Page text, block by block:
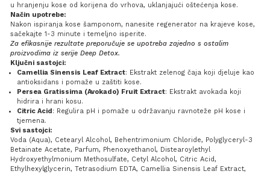
u hranjenju kose od korijena do vrhova, uklanjajući oštećenja kose.
Način upotrebe:
Nakon ispiranja kose šamponom, nanesite regenerator na krajeve kose,
sačekajte 1-3 minute i temeljno isperite.
Za efikasnije rezultate preporučuje se upotreba zajedno s ostalim
proizvodima iz serije Deep Detox.
Ključni sastojci:
Camellia Sinensis Leaf Extract: Ekstrakt zelenog čaja koji djeluje kao
antioksidans i pomaže u zaštiti kose.
Persea Gratissima (Avokado) Fruit Extract: Ekstrakt avokada koji
hidrira i hrani kosu.
Citric Acid: Regulira pH i pomaže u održavanju ravnoteže pH kose i
tjemena.
Svi sastojci:
Voda (Aqua), Cetearyl Alcohol, Behentrimonium Chloride, Polyglyceryl-3
Betainate Acetate, Parfum, Phenoxyethanol, Distearoylethyl
Hydroxyethylmonium Methosulfate, Cetyl Alcohol, Citric Acid,
Ethylhexylglycerin, Tetrasodium EDTA, Camellia Sinensis Leaf Extract,